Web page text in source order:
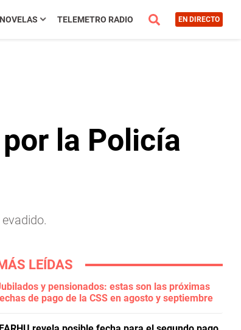
NOVELAS TELEMETRO RADIO EN DIRECTO
la Policía
LEÍDAS
y pensionados: estas son las próximas
de pago de la CSS en agosto y septiembre